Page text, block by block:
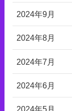
2024年9月
2024年8月
2024年7月
2024年6月
2024年5月